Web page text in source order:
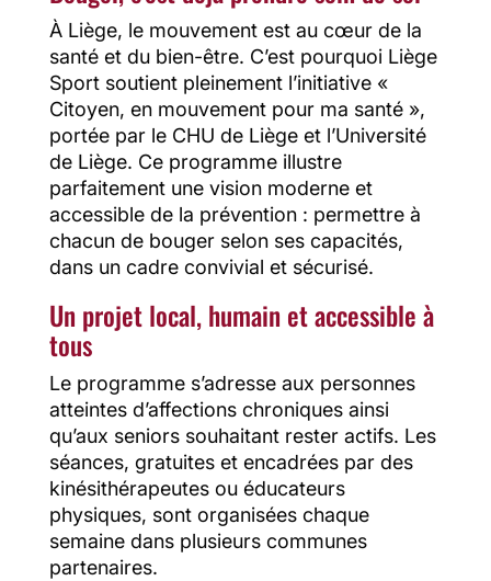
À Liège, le mouvement est au cœur de la
santé et du bien-être. C’est pourquoi Liège
Sport soutient pleinement l’initiative «
Citoyen, en mouvement pour ma santé »,
portée par le CHU de Liège et l’Université
de Liège. Ce programme illustre
parfaitement une vision moderne et
accessible de la prévention : permettre à
chacun de bouger selon ses capacités,
dans un cadre convivial et sécurisé.
Un projet local, humain et accessible à
tous
Le programme s’adresse aux personnes
atteintes d’affections chroniques ainsi
qu’aux seniors souhaitant rester actifs. Les
séances, gratuites et encadrées par des
kinésithérapeutes ou éducateurs
physiques, sont organisées chaque
semaine dans plusieurs communes
partenaires.